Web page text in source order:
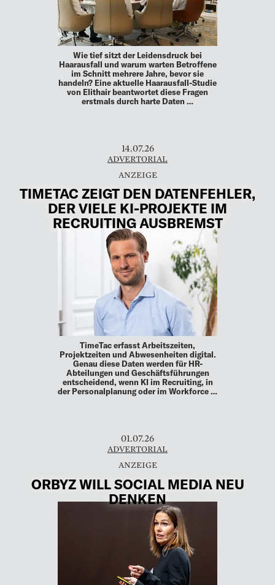
Wie tief sitzt der Leidensdruck bei
Haarausfall und warum warten Betroffene
im Schnitt mehrere Jahre, bevor sie
handeln? Eine aktuelle Haarausfall-Studie
von Elithair beantwortet diese Fragen
erstmals durch harte Daten …
14.07.26
ADVERTORIAL
TIMETAC ZEIGT DEN DATENFEHLER,
DER VIELE KI-PROJEKTE IM
RECRUITING AUSBREMST
TimeTac erfasst Arbeitszeiten,
Projektzeiten und Abwesenheiten digital.
Genau diese Daten werden für HR-
Abteilungen und Geschäftsführungen
entscheidend, wenn KI im Recruiting, in
der Personalplanung oder im Workforce …
01.07.26
ADVERTORIAL
ORBYZ WILL SOCIAL MEDIA NEU
DENKEN